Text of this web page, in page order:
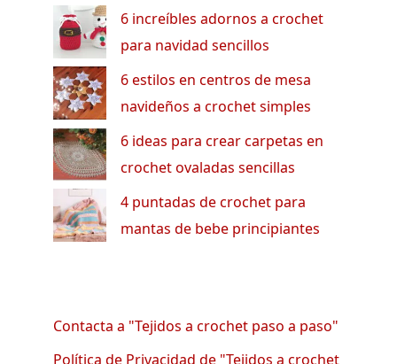
6 increíbles adornos a crochet
para navidad sencillos
6 estilos en centros de mesa
navideños a crochet simples
6 ideas para crear carpetas en
crochet ovaladas sencillas
4 puntadas de crochet para
mantas de bebe principiantes
Contacta a "Tejidos a crochet paso a paso"
Política de Privacidad de "Tejidos a crochet